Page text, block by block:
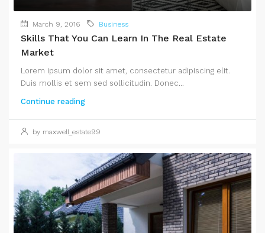
March 9, 2016 Business
Skills That You Can Learn In The Real Estate
Market
Lorem ipsum dolor sit amet, consectetur adipiscing elit.
Duis mollis et sem sed sollicitudin. Donec...
Continue reading
by maxwell_estate99